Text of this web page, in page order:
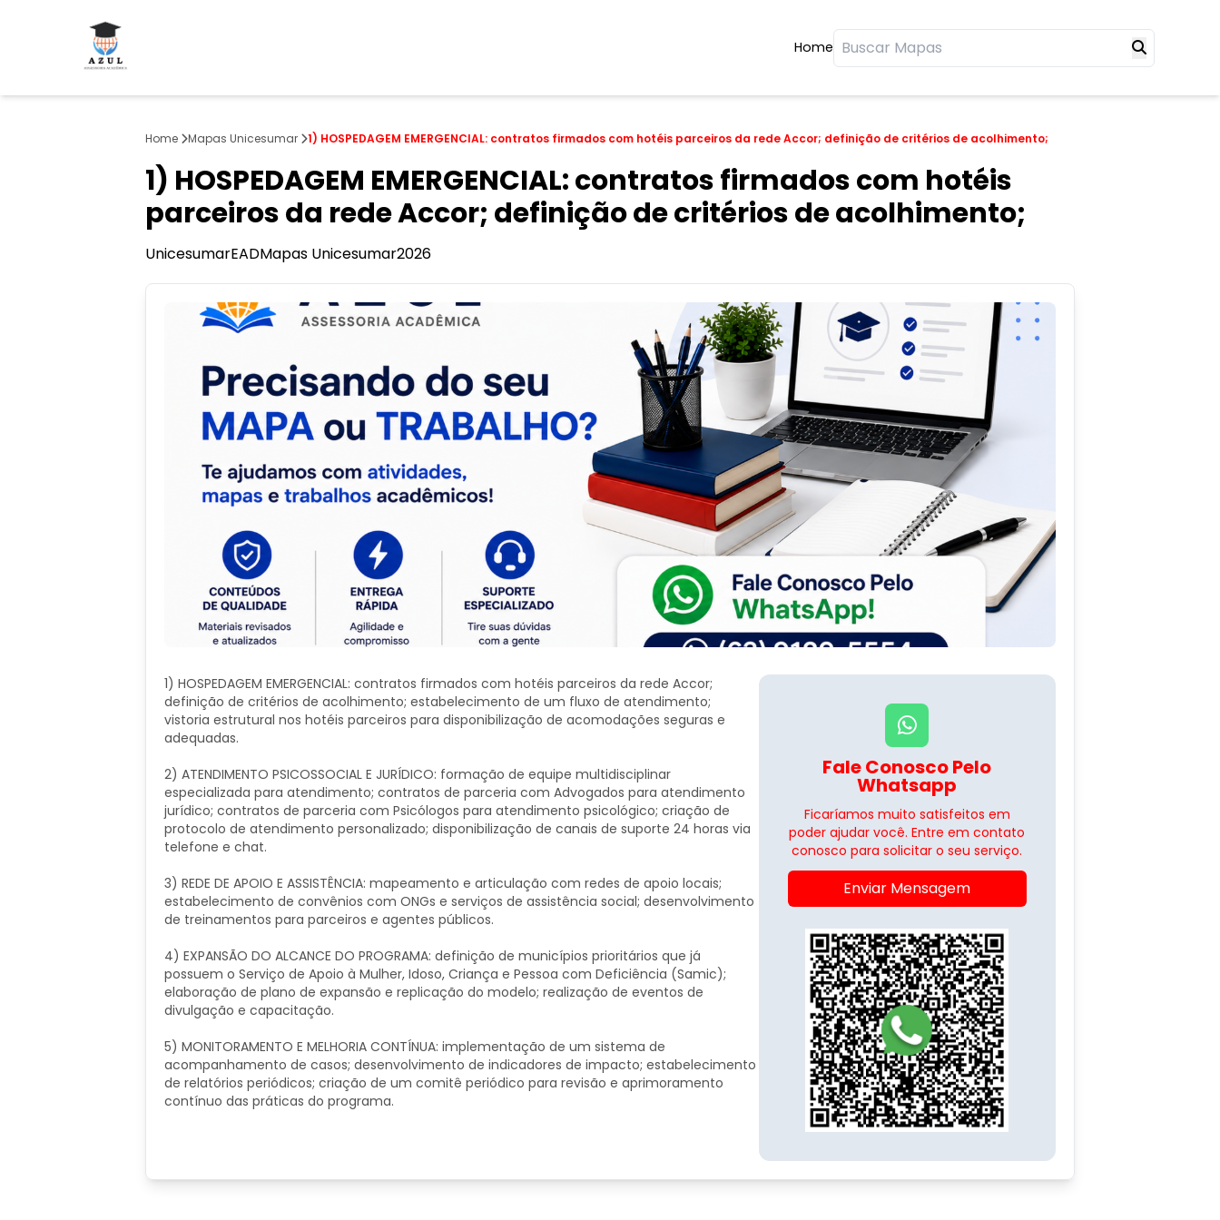
Home
Home Mapas Unicesumar 1) HOSPEDAGEM EMERGENCIAL: contratos firmados com hotéis parceiros da rede Accor; definição de critérios de acolhimento;
1) HOSPEDAGEM EMERGENCIAL: contratos firmados com hotéis
parceiros da rede Accor; definição de critérios de acolhimento;
UnicesumarEADMapas Unicesumar2026
1) HOSPEDAGEM EMERGENCIAL: contratos firmados com hotéis parceiros da rede Accor;
definição de critérios de acolhimento; estabelecimento de um fluxo de atendimento;
vistoria estrutural nos hotéis parceiros para disponibilização de acomodações seguras e
adequadas.
2) ATENDIMENTO PSICOSSOCIAL E JURÍDICO: formação de equipe multidisciplinar
especializada para atendimento; contratos de parceria com Advogados para atendimento
jurídico; contratos de parceria com Psicólogos para atendimento psicológico; criação de
protocolo de atendimento personalizado; disponibilização de canais de suporte 24 horas via
telefone e chat.
3) REDE DE APOIO E ASSISTÊNCIA: mapeamento e articulação com redes de apoio locais;
estabelecimento de convênios com ONGs e serviços de assistência social; desenvolvimento
de treinamentos para parceiros e agentes públicos.
4) EXPANSÃO DO ALCANCE DO PROGRAMA: definição de municípios prioritários que já
possuem o Serviço de Apoio à Mulher, Idoso, Criança e Pessoa com Deficiência (Samic);
elaboração de plano de expansão e replicação do modelo; realização de eventos de
divulgação e capacitação.
5) MONITORAMENTO E MELHORIA CONTÍNUA: implementação de um sistema de
acompanhamento de casos; desenvolvimento de indicadores de impacto; estabelecimento
de relatórios periódicos; criação de um comitê periódico para revisão e aprimoramento
contínuo das práticas do programa.
Fale Conosco Pelo
Whatsapp
Ficaríamos muito satisfeitos em
poder ajudar você. Entre em contato
conosco para solicitar o seu serviço.
Enviar Mensagem